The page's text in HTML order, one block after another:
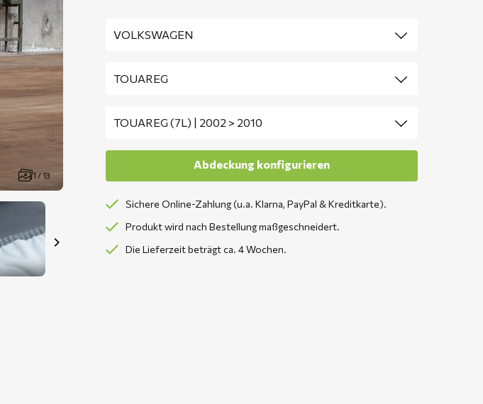
1 / 13
Sichere Online-Zahlung (u.a. Klarna, PayPal & Kreditkarte).
Produkt wird nach Bestellung maßgeschneidert.
Die Lieferzeit beträgt ca. 4 Wochen.